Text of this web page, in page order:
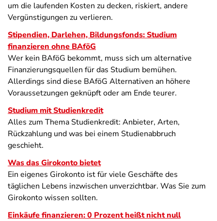
um die laufenden Kosten zu decken, riskiert, andere
Vergünstigungen zu verlieren.
Stipendien, Darlehen, Bildungsfonds: Studium
finanzieren ohne BAföG
Wer kein BAföG bekommt, muss sich um alternative
Finanzierungsquellen für das Studium bemühen.
Allerdings sind diese BAföG Alternativen an höhere
Voraussetzungen geknüpft oder am Ende teurer.
Studium mit Studienkredit
Alles zum Thema Studienkredit: Anbieter, Arten,
Rückzahlung und was bei einem Studienabbruch
geschieht.
Was das Girokonto bietet
Ein eigenes Girokonto ist für viele Geschäfte des
täglichen Lebens inzwischen unverzichtbar. Was Sie zum
Girokonto wissen sollten.
Einkäufe finanzieren: 0 Prozent heißt nicht null